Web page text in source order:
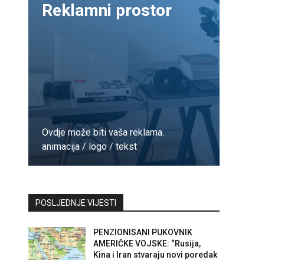
Reklamni prostor
Ovdje može biti vaša reklama.
animacija / logo / tekst
POSLJEDNJE VIJESTI
PENZIONISANI PUKOVNIK
AMERIČKE VOJSKE: “Rusija,
Kina i Iran stvaraju novi poredak